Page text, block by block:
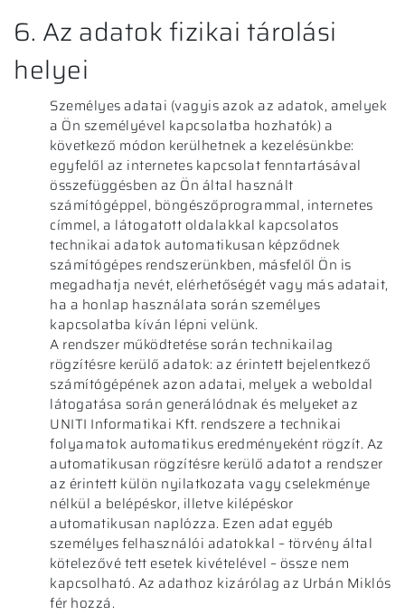
6. Az adatok fizikai tárolási
helyei
Személyes adatai (vagyis azok az adatok, amelyek
a Ön személyével kapcsolatba hozhatók) a
következő módon kerülhetnek a kezelésünkbe:
egyfelől az internetes kapcsolat fenntartásával
összefüggésben az Ön által használt
számítógéppel, böngészőprogrammal, internetes
címmel, a látogatott oldalakkal kapcsolatos
technikai adatok automatikusan képződnek
számítógépes rendszerünkben, másfelől Ön is
megadhatja nevét, elérhetőségét vagy más adatait,
ha a honlap használata során személyes
kapcsolatba kíván lépni velünk.
A rendszer működtetése során technikailag
rögzítésre kerülő adatok: az érintett bejelentkező
számítógépének azon adatai, melyek a weboldal
látogatása során generálódnak és melyeket az
UNITI Informatikai Kft. rendszere a technikai
folyamatok automatikus eredményeként rögzít. Az
automatikusan rögzítésre kerülő adatot a rendszer
az érintett külön nyilatkozata vagy cselekménye
nélkül a belépéskor, illetve kilépéskor
automatikusan naplózza. Ezen adat egyéb
személyes felhasználói adatokkal – törvény által
kötelezővé tett esetek kivételével – össze nem
kapcsolható. Az adathoz kizárólag az Urbán Miklós
fér hozzá.